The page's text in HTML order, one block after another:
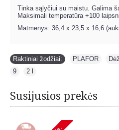
Tinka sąlyčiui su maistu. Galima
Maksimali temperatūra +100
Matmenys: 36,4 x 23,5 x 16,6
Raktiniai žodžiai: PLAFOR
9
2 l
Susijusios prekės